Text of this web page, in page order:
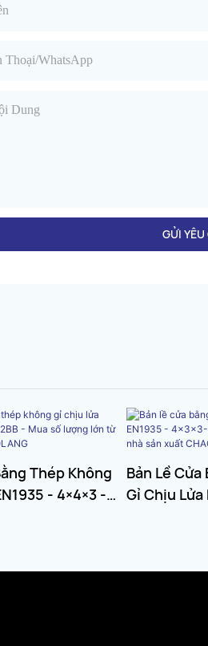
Thoại/WhatsApp
Dung
GỬI YÊU
Thép Không
- 4×4×3 -
Bản Lề
Gỉ Chịu Lửa